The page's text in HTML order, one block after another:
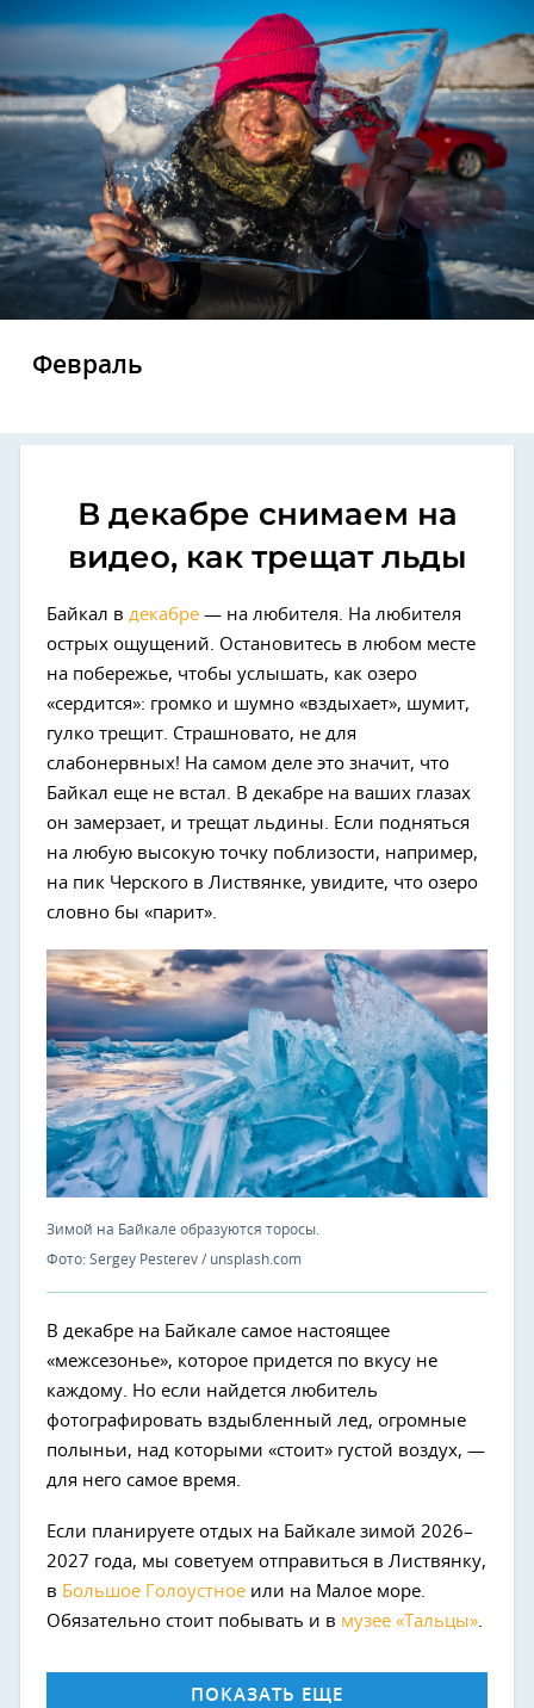
Февраль
В декабре снимаем на
видео, как трещат льды
Байкал в декабре — на любителя. На любителя
острых ощущений. Остановитесь в любом месте
на побережье, чтобы услышать, как озеро
«сердится»: громко и шумно «вздыхает», шумит,
гулко трещит. Страшновато, не для
слабонервных! На самом деле это значит, что
Байкал еще не встал. В декабре на ваших глазах
он замерзает, и трещат льдины. Если подняться
на любую высокую точку поблизости, например,
на пик Черского в Листвянке, увидите, что озеро
словно бы «парит».
Зимой на Байкале образуются торосы.
Фото: Sergey Pesterev / unsplash.com
В декабре на Байкале самое настоящее
«межсезонье», которое придется по вкусу не
каждому. Но если найдется любитель
фотографировать вздыбленный лед, огромные
полыньи, над которыми «стоит» густой воздух, —
для него самое время.
Если планируете отдых на Байкале зимой 2026–
2027 года, мы советуем отправиться в Листвянку,
в Большое Голоустное или на Малое море.
Обязательно стоит побывать и в музее «Тальцы».
ПОКАЗАТЬ ЕЩЕ